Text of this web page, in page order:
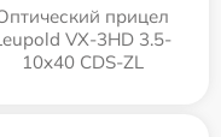
прицел
VX-3HD 3.5-
10x40 CDS-ZL